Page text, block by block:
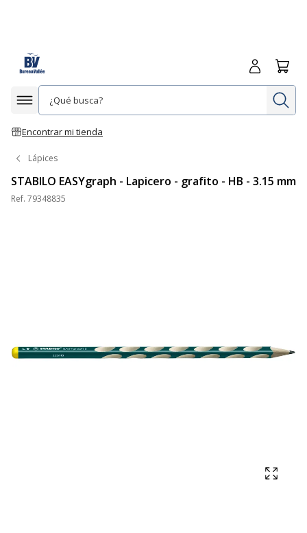
Afficher la navigation
Encontrar mi tienda
Iniciar
Lápices
STABILO EASYgraph - Lapicero - grafito - HB - 3.15 mm
Ref. 79348835